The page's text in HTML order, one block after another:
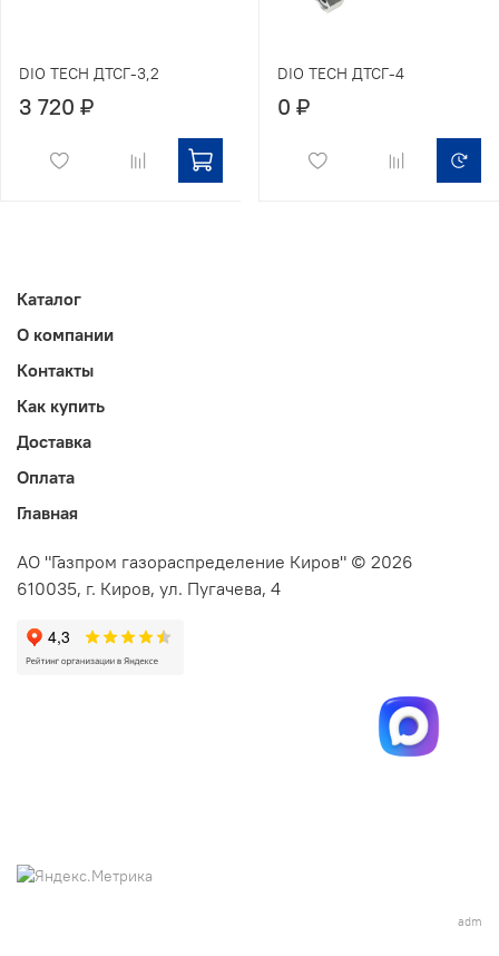
DIO TECH ДТСГ-3,2
3 720 ₽
DIO TECH ДТСГ-4
0 ₽
Каталог
О компании
Контакты
Как купить
Доставка
Оплата
Главная
АО "Газпром газораспределение Киров" © 2026
610035, г. Киров, ул. Пугачева, 4
adm